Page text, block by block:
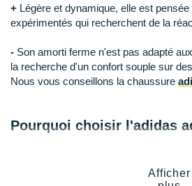
+ Légère et dynamique, elle est
expérimentés qui recherchent de la
- Son amorti ferme n'est pas adapté
la recherche d'un confort souple sur
Nous vous conseillons la chaussure
Pourquoi choisir l'adidas
Afficher
Scarpa
Scott
Shokz
Smoon